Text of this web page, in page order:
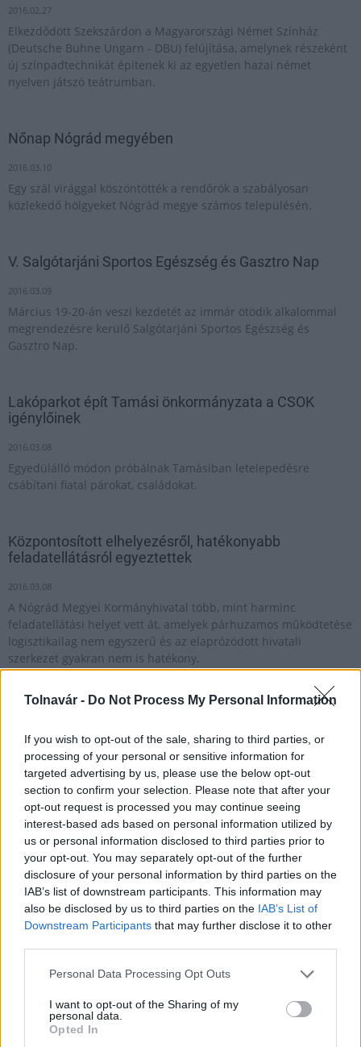
Tolnavár - Do Not Process My Personal Information
If you wish to opt-out of the sale, sharing to third parties, or
processing of your personal or sensitive information for
targeted advertising by us, please use the below opt-out
section to confirm your selection. Please note that after your
opt-out request is processed you may continue seeing
interest-based ads based on personal information utilized by
us or personal information disclosed to third parties prior to
your opt-out. You may separately opt-out of the further
disclosure of your personal information by third parties on the
IAB’s list of downstream participants. This information may
also be disclosed by us to third parties on the IAB’s List of
Downstream Participants that may further disclose it to other
Please note that this website/app uses one or more Google
not limited to your visit or usage behaviour. You may click to
grant or deny consent to Google and its third-party tags to
use your data for below specified purposes in below Google
Personal Data Processing Opt Outs
I want to opt-out of the Sharing of my
personal data.
Opted In
2016.02.27
Elkezdődött Szekszárdon a Magyarországi Német Színház
(Deutsche Bühne Ungarn - DBU) felújítása, amelynek részeként
új színpadtechnikát építenek ki az egyetlen hazai német
nyelven játszó teátrumban.
Nőnap Nógrád megyében
2016.03.10
Egy szál virággal köszöntötték a rendőrök a szabályosan
közlekedő hölgyeket Nógrád megye számos településén.
V. Salgótarjáni Sportos Egészség és Gasztro Nap
2016.03.09
Március 19-20-án veszi kezdetét az immár ötödik alkalommal
megrendezésre kerülő Salgótarjáni Sportos Egészség és
Gasztro Nap.
Lakóparkot épít Tamási önkormányzata a CSOK
igénylőinek
2016.03.08
Egyedülálló módon próbálnak Tamásiban letelepedésre
csábítani fiatal párokat, családokat.
Központosított elhelyezésről, hatékonyabb
feladatellátásról egyeztettek
2016.03.08
A Nógrád Megyei Kormányhivatal több, mint harminc
feladatellátási helyet vett át, amelyek párhuzamos működtetése
logisztikailag nem egyszerű és az elaprózódott hivatali
szerkezet gyakran nem is hatékony.
2016.03.07
Világ- és Európa bajnok sportolókat is köszöntöttek a „Tolna
Megye Legjobb Sportolója 2015″ díjkiosztó ünnepségén, melyet
a múlt héten tartottak a Szekszárdon, a Vármegyeháza
dísztermében.
Katasztrófavédelemre készítik fel a buszvezetőket
pályázatának szövegéről
2016.03.05
Tévéműsorok készítésének támogatásáról szóló 420 millió